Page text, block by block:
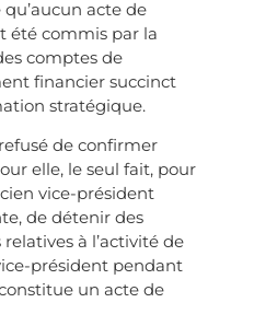
acte de
été commis par la
comptes de
financier succinct
stratégique.
de confirmer
elle, le seul fait, pour
vice-président
de détenir des
à l’activité de
président pendant
un acte de